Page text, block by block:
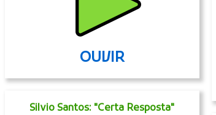
OUVIR
Silvio Santos: "Certa Resposta"